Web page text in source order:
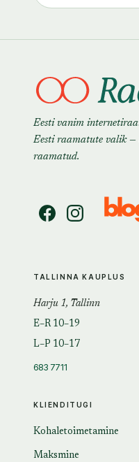
Eesti vanim
Eesti raamatute valik —
raamatud.
KLIENDITUGI
Kohaletoimetamine
Maksmine
TALLINNA KAUPLUS
Harju 1, Tallinn
E–R 10–19
L–P 10–17
683 7711